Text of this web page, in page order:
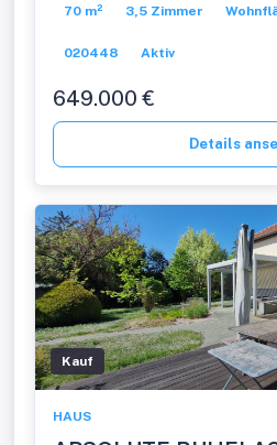
70 m² 3,5 Zimmer
020448 Aktiv
649.000 €
Details
Kauf
HAUS